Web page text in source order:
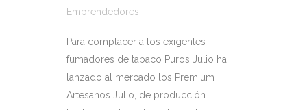
Emprendedores
Para complacer a los exigentes
fumadores de tabaco Puros Julio ha
lanzado al mercado los Premium
Artesanos Julio, de producción